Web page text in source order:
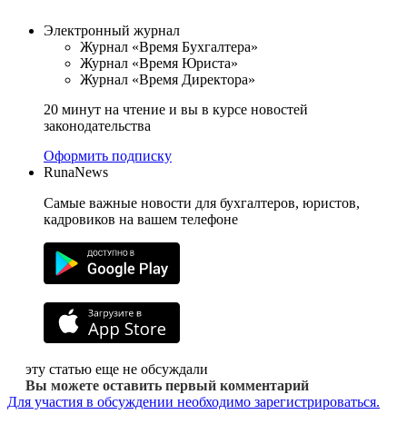
Электронный журнал
Журнал «Время Бухгалтера»
Журнал «Время Юриста»
Журнал «Время Директора»
20 минут на чтение и вы в курсе новостей
законодательства
Оформить подписку
RunaNews
Самые важные новости для бухгалтеров, юристов,
кадровиков на вашем телефоне
эту статью еще не обсуждали
Вы можете оставить первый комментарий
Для участия в обсуждении необходимо зарегистрироваться.